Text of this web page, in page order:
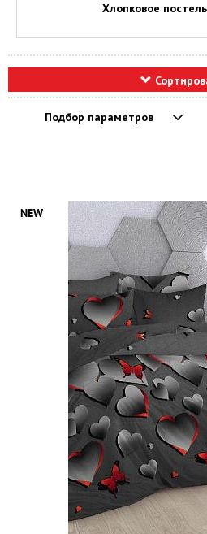
Хлопковое
Подбор параметров